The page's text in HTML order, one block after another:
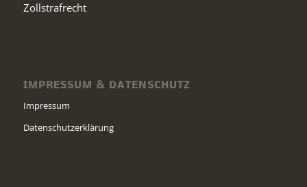
Zollstrafrecht
IMPRESSUM & DATENSCHUTZ
Impressum
Datenschutzerklärung